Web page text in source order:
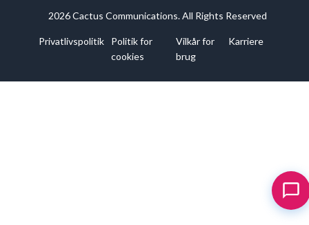
2026 Cactus Communications. All Rights Reserved
Privatlivspolitik
Politik for
cookies
Vilkår for
brug
Karriere